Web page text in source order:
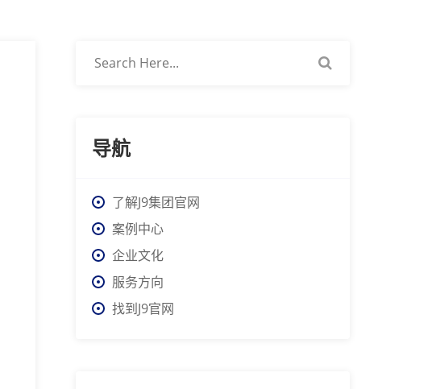
导航
了解J9集团官网
案例中心
企业文化
服务方向
找到J9官网